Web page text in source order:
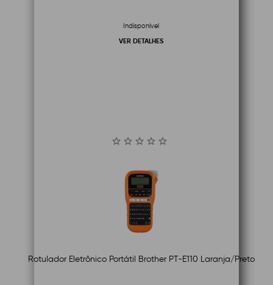
Indisponível
VER DETALHES
Rotulador Eletrônico Portátil Brother PT-E110 Laranja/Preto